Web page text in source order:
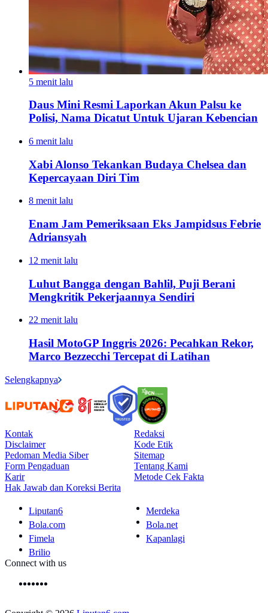
5 menit lalu
Daus Mini Resmi Laporkan Akun Palsu ke
Polisi, Nama Dicatut Untuk Ujaran Kebencian
6 menit lalu
Xabi Alonso Tekankan Budaya Chelsea dan
Kepercayaan Diri Tim
8 menit lalu
Enam Jam Pemeriksaan Eks Jampidsus Febrie
Adriansyah
12 menit lalu
Luhut Bangga dengan Bahlil, Puji Berani
Mengkritik Pekerjaannya Sendiri
22 menit lalu
Hasil MotoGP Inggris 2026: Pecahkan Rekor,
Marco Bezzecchi Tercepat di Latihan
Selengkapnya
Kontak
Redaksi
Disclaimer
Kode Etik
Pedoman Media Siber
Sitemap
Form Pengaduan
Tentang Kami
Karir
Metode Cek Fakta
Hak Jawab dan Koreksi Berita
Liputan6
Merdeka
Bola.com
Bola.net
Fimela
Kapanlagi
Brilio
Connect with us